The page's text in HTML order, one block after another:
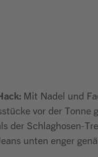
Mit Nadel und
vor der Tonne
der Schlaghosen-
unten enger